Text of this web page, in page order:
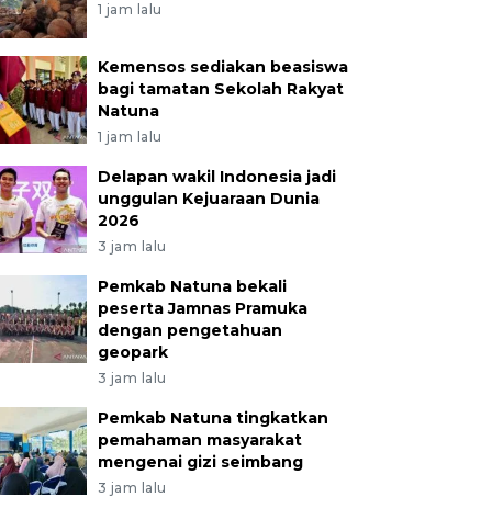
1 jam lalu
Kemensos sediakan beasiswa
bagi tamatan Sekolah Rakyat
Natuna
1 jam lalu
Delapan wakil Indonesia jadi
unggulan Kejuaraan Dunia
2026
3 jam lalu
Pemkab Natuna bekali
peserta Jamnas Pramuka
dengan pengetahuan
geopark
3 jam lalu
Pemkab Natuna tingkatkan
pemahaman masyarakat
mengenai gizi seimbang
3 jam lalu